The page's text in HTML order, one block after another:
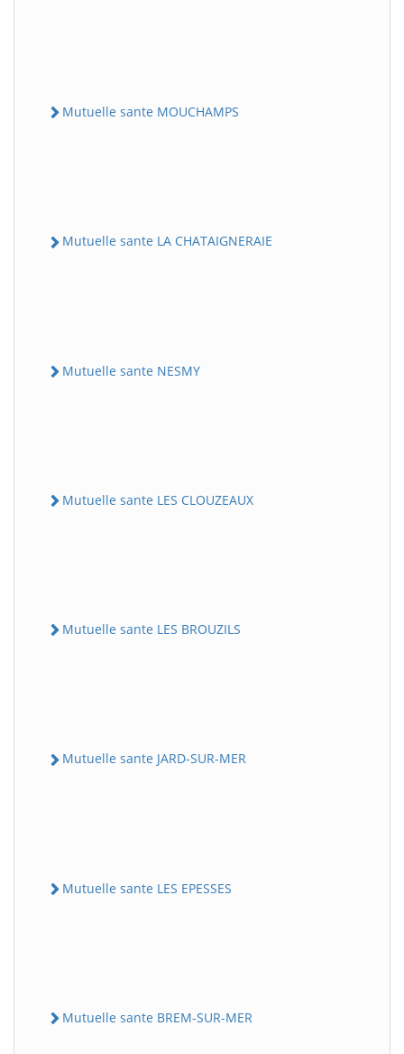
Mutuelle sante MOUCHAMPS
Mutuelle sante LA CHATAIGNERAIE
Mutuelle sante NESMY
Mutuelle sante LES CLOUZEAUX
Mutuelle sante LES BROUZILS
Mutuelle sante JARD-SUR-MER
Mutuelle sante LES EPESSES
Mutuelle sante BREM-SUR-MER